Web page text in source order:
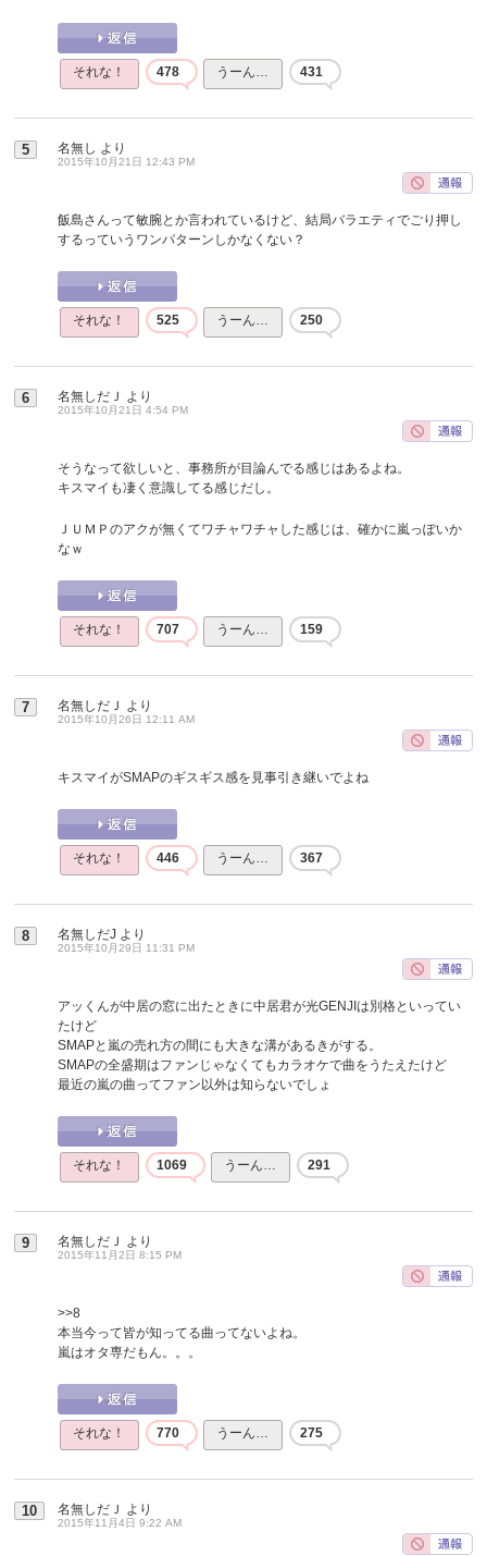
それな！ 478 うーん… 431
5 名無し より
2015年10月21日 12:43 PM
飯島さんって敏腕とか言われているけど、結局バラエティでごり押し
するっていうワンパターンしかなくない？
それな！ 525 うーん… 250
6 名無しだＪ より
2015年10月21日 4:54 PM
そうなって欲しいと、事務所が目論んでる感じはあるよね。
キスマイも凄く意識してる感じだし。
ＪＵＭＰのアクが無くてワチャワチャした感じは、確かに嵐っぽいか
なｗ
それな！ 707 うーん… 159
7 名無しだＪ より
2015年10月26日 12:11 AM
キスマイがSMAPのギスギス感を見事引き継いでよね
それな！ 446 うーん… 367
8 名無しだJ より
2015年10月29日 11:31 PM
アッくんが中居の窓に出たときに中居君が光GENJIは別格といってい
たけど
SMAPと嵐の売れ方の間にも大きな溝があるきがする。
SMAPの全盛期はファンじゃなくてもカラオケで曲をうたえたけど
最近の嵐の曲ってファン以外は知らないでしょ
それな！ 1069 うーん… 291
9 名無しだＪ より
2015年11月2日 8:15 PM
>>8
本当今って皆が知ってる曲ってないよね。
嵐はオタ専だもん。。。
それな！ 770 うーん… 275
10 名無しだＪ より
2015年11月4日 9:22 AM